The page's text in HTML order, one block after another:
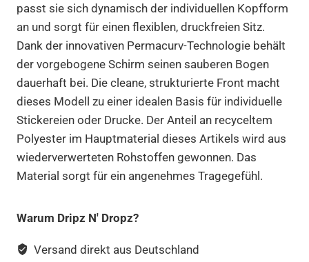
passt sie sich dynamisch der individuellen Kopfform
an und sorgt für einen flexiblen, druckfreien Sitz.
Dank der innovativen Permacurv-Technologie behält
der vorgebogene Schirm seinen sauberen Bogen
dauerhaft bei. Die cleane, strukturierte Front macht
dieses Modell zu einer idealen Basis für individuelle
Stickereien oder Drucke. Der Anteil an recyceltem
Polyester im Hauptmaterial dieses Artikels wird aus
wiederverwerteten Rohstoffen gewonnen. Das
Material sorgt für ein angenehmes Tragegefühl.
Warum Dripz N' Dropz?
Versand direkt aus Deutschland